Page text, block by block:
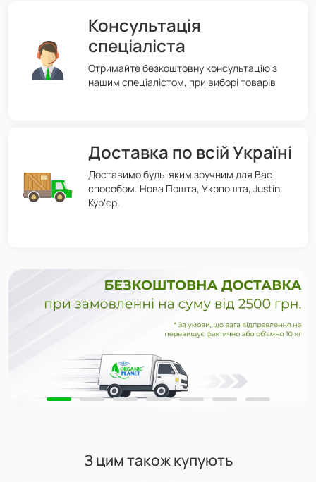
Консультація
спеціаліста
Отримайте безкоштовну консультацію з
нашим спеціалістом, при виборі товарів
Доставка по всій Україні
Доставимо будь-яким зручним для Вас
способом. Нова Пошта, Укрпошта, Justin,
Кур'єр.
З цим також купують